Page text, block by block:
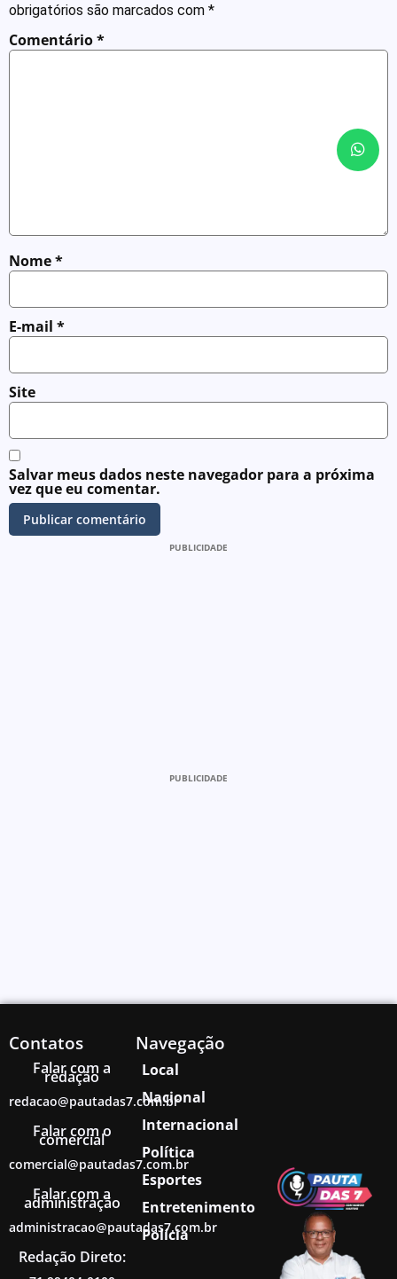
obrigatórios são marcados com *
Comentário*
Nome*
E-mail *
Site
Salvar meus dados neste navegador para a próxima
vez que eu comentar.
PUBLICIDADE
PUBLICIDADE
Contatos
Falar com a
redação
redacao@pautadas7.com.br
Falar com o
comercial
comercial@pautadas7.com.br
Falar com a
administração
administracao@pautadas7.com.br
Redação Direto:
Navegação
Local
Nacional
Internacional
Política
Esportes
Entretenimento
Polícia